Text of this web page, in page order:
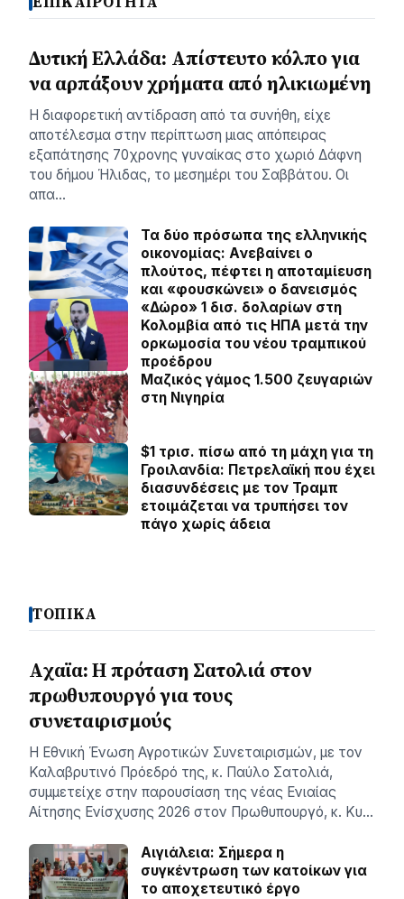
Δυτική Ελλάδα: Απίστευτο κόλπο για
να αρπάξουν χρήματα από ηλικιωμένη
Η διαφορετική αντίδραση από τα συνήθη, είχε
αποτέλεσμα στην περίπτωση μιας απόπειρας
εξαπάτησης 70χρονης γυναίκας στο χωριό Δάφνη
του δήμου Ήλιδας, το μεσημέρι του Σαββάτου. Οι
απα…
Τα δύο πρόσωπα της ελληνικής
οικονομίας: Aνεβαίνει ο
πλούτος, πέφτει η αποταμίευση
και «φουσκώνει» ο δανεισμός
«Δώρο» 1 δισ. δολαρίων στη
Κολομβία από τις ΗΠΑ μετά την
ορκωμοσία του νέου τραμπικού
προέδρου
Μαζικός γάμος 1.500 ζευγαριών
στη Νιγηρία
$1 τρισ. πίσω από τη μάχη για τη
Γροιλανδία: Πετρελαϊκή που έχει
διασυνδέσεις με τον Τραμπ
ετοιμάζεται να τρυπήσει τον
πάγο χωρίς άδεια
ΤΟΠΙΚΑ
Aχαϊα: Η πρόταση Σατολιά στον
πρωθυπουργό για τους
συνεταιρισμούς
Η Εθνική Ένωση Αγροτικών Συνεταιρισμών, με τον
Καλαβρυτινό Πρόεδρό της, κ. Παύλο Σατολιά,
συμμετείχε στην παρουσίαση της νέας Ενιαίας
Αίτησης Ενίσχυσης 2026 στον Πρωθυπουργό, κ. Κυ…
Αιγιάλεια: Σήμερα η
συγκέντρωση των κατοίκων για
το αποχετευτικό έργο